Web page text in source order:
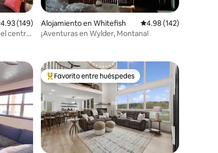
promedio: 4.93 de 5, 149 reseñas
4.93 (149)
el centro
Alojamiento en Whitefish Calificación promedio:
4.98 (142)
¡Aventuras en Wylder, Montana!
Favorito entre huéspedes preferido
Favorito entre huéspedes